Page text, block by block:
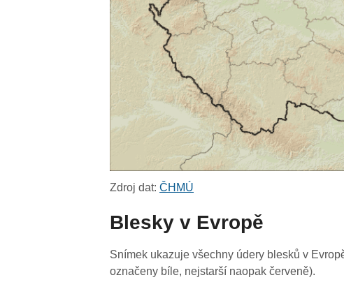
Zdroj dat:ČHMÚ
Blesky v Evropě
Snímek ukazuje všechny údery blesků v
označeny bíle, nejstarší naopak červeně).